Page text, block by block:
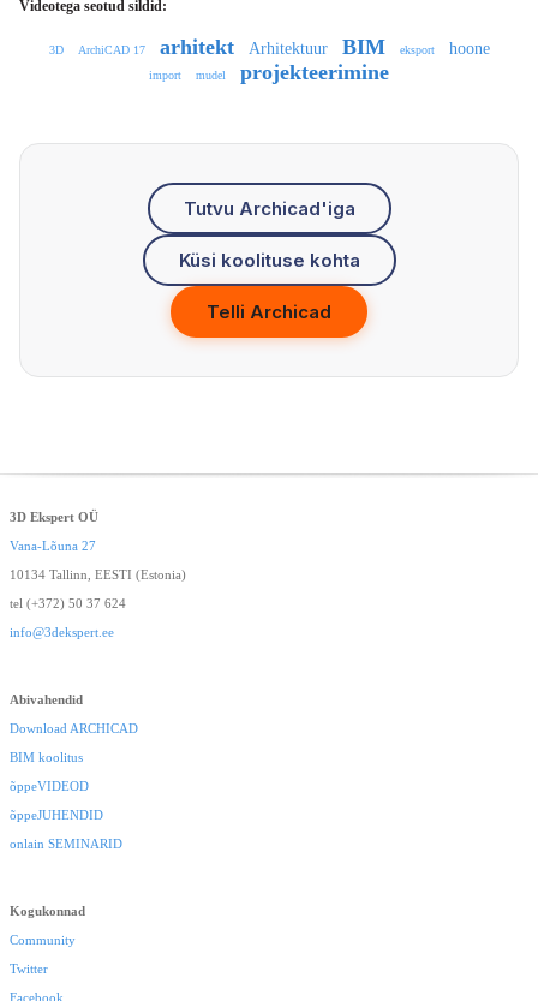
Videotega seotud sildid:
3D ArchiCAD 17 arhitekt Arhitektuur BIM eksport hoone
import mudel projekteerimine
Tutvu Archicad'iga
Küsi koolituse kohta
Telli Archicad
3D Ekspert OÜ
Vana-Lõuna 27
10134 Tallinn, EESTI (Estonia)
tel (+372) 50 37 624
info@3dekspert.ee
Abivahendid
Download ARCHICAD
BIM koolitus
õppeVIDEOD
õppeJUHENDID
onlain SEMINARID
Kogukonnad
Community
Twitter
Facebook